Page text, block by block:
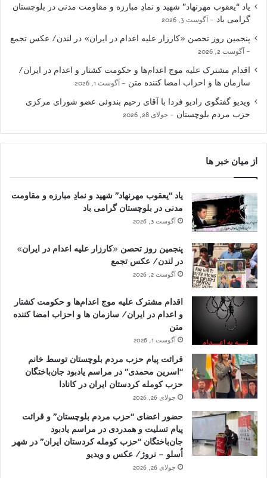
یاد “یعقوب مهرنهاد” شهید و نمادِ مبارزه و مقاومت مدنی در بلوچستان
گرامی باد
آگوست 3, 2026
پنجمین روز تحصن «کارزار علیه اعدام در ایران» در لندن/ عکس تجمع
آگوست 2, 2026
اقدام مشترک علیه موج اعدام‌ها و حکومت کشتار و اعدام در ایران/
سازمان ها و احزاب امضا کننده متن
آگوست 1, 2026
ویدیو گفتگوی رادیو فردا با آقای رحیم بندوئی عضو شورای مرکزی
حزب مردم بلوچستان
جولای 28, 2026
از میان خبر ها
یاد “یعقوب مهرنهاد” شهید و نمادِ مبارزه و مقاومت
مدنی در بلوچستان گرامی باد
آگوست 3, 2026
پنجمین روز تحصن «کارزار علیه اعدام در ایران»
در لندن/ عکس تجمع
آگوست 2, 2026
اقدام مشترک علیه موج اعدام‌ها و حکومت کشتار
و اعدام در ایران/ سازمان ها و احزاب امضا کننده
متن
آگوست 1, 2026
قرائت پیام حزب مردم بلوچستان توسط خانم
“اسرین محمدی” در مراسم یادبود جان‌باختگان
حزب کومله کردستان ایران در کانادا
جولای 26, 2026
حضور اعضای “حزب مردم بلوچستان” و قرائت
پیام تسلیت و همدردی در مراسم یادبود
جان‌باختگان “حزب کومله کردستان ایران” در شهر
اُسلو – نروژ/ عکس و ویدیو
جولای 26, 2026